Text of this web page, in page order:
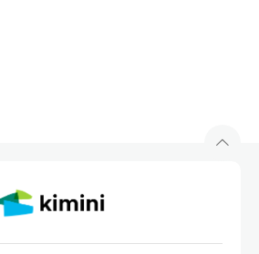
かどうかをたずねよう
疑問文を学習します。「車の運転